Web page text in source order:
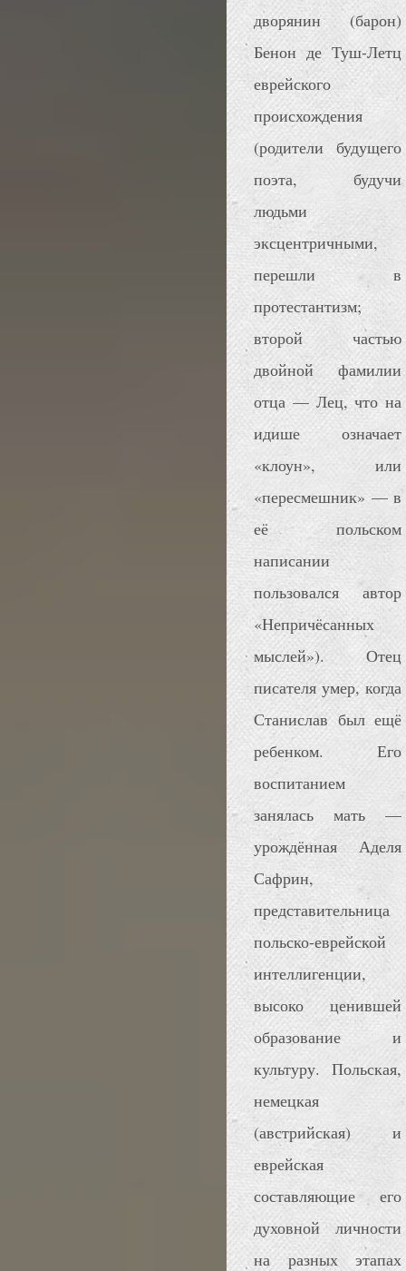
дворянин (барон)
Бенон де Туш-Летц
еврейского
происхождения
(родители будущего
поэта, будучи
людьми
эксцентричными,
перешли в
протестантизм;
второй частью
двойной фамилии
отца — Лец, что на
идише означает
«клоун», или
«пересмешник» — в
её польском
написании
пользовался автор
«Непричёсанных
мыслей»). Отец
писателя умер, когда
Станислав был ещё
ребенком. Его
воспитанием
занялась мать —
урождённая Аделя
Сафрин,
представительница
польско-еврейской
интеллигенции,
высоко ценившей
образование и
культуру. Польская,
немецкая
(австрийская) и
еврейская
составляющие его
духовной личности
на разных этапах